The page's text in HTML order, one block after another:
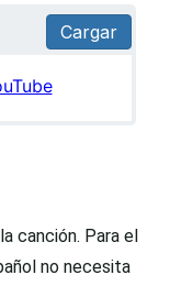
Cargar
canción. Para el
no necesita